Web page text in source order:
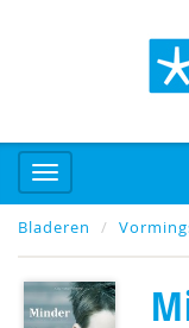
Bladeren